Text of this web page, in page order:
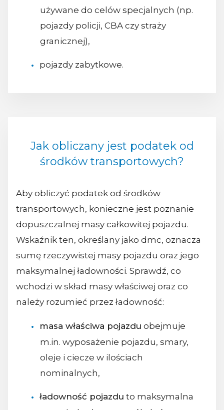
używane do celów specjalnych (np.
pojazdy policji, CBA czy straży
granicznej),
pojazdy zabytkowe.
Jak obliczany jest podatek od
środków transportowych?
Aby obliczyć podatek od środków
transportowych, konieczne jest poznanie
dopuszczalnej masy całkowitej pojazdu.
Wskaźnik ten, określany jako dmc, oznacza
sumę rzeczywistej masy pojazdu oraz jego
maksymalnej ładowności. Sprawdź, co
wchodzi w skład masy właściwej oraz co
należy rozumieć przez ładowność:
masa właściwa pojazdu obejmuje
m.in. wyposażenie pojazdu, smary,
oleje i ciecze w ilościach
nominalnych,
ładowność pojazdu to maksymalna